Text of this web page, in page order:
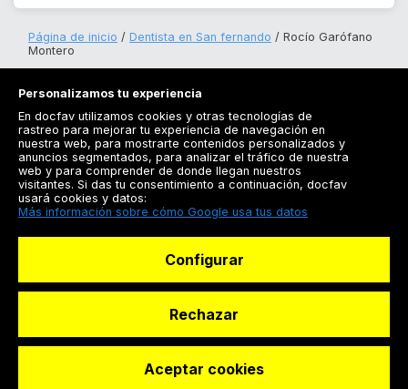
Página de inicio Dentista en San fernando
Rocío Garófano
Montero
Registrarse
Docfav
© Dashboard Technologies S.L
Personalizamos tu experiencia
En docfav utilizamos cookies y otras tecnologías de
rastreo para mejorar tu experiencia de navegación en
nuestra web, para mostrarte contenidos personalizados y
anuncios segmentados, para analizar el tráfico de nuestra
web y para comprender de donde llegan nuestros
visitantes. Si das tu consentimiento a continuación, docfav
usará cookies y datos:
Más información sobre cómo Google usa tus datos
Configurar
Rechazar
Aceptar cookies